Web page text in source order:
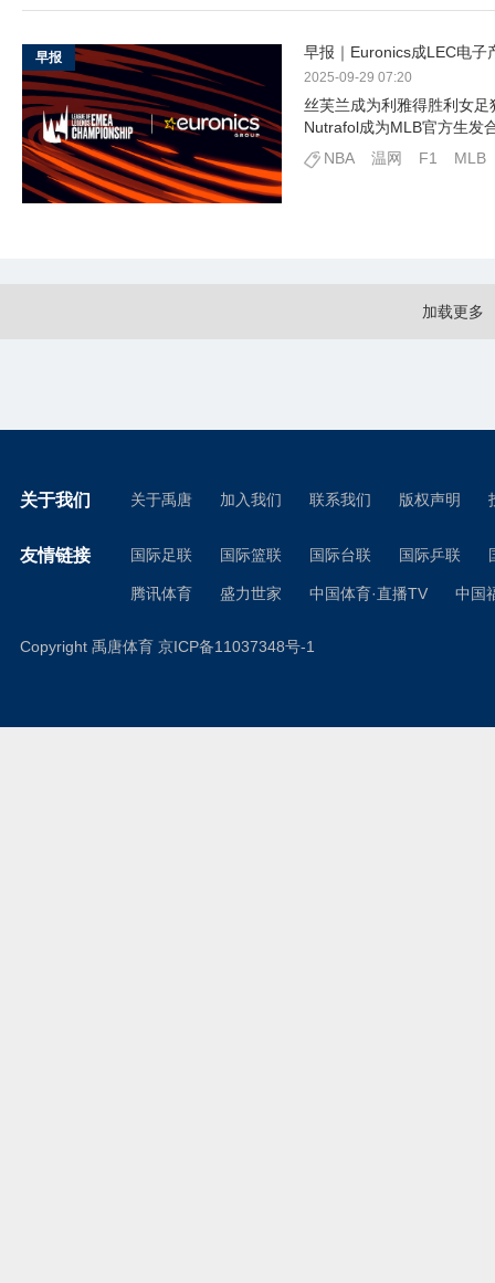
早报｜Euronics成LEC电子
2025-09-29 07:20
丝芙兰成为利雅得胜利女
Nutrafol成为MLB官方生发
NBA
温网 F1 MLB
早报
加载更多
关于我们 关于禹唐 加入我们 联系我们 版权声明
友情链接 国际足联 国际篮联 国际台联 国际乒联
腾讯体育 盛力世家 中国体育·直播TV 中国
Copyright 禹唐体育 京ICP备11037348号-1